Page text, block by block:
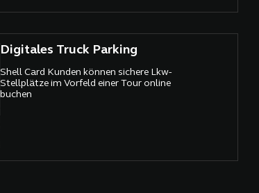
Digitales Truck Parking
Shell Card Kunden können sichere Lkw-
Stellplätze im Vorfeld einer Tour online
buchen